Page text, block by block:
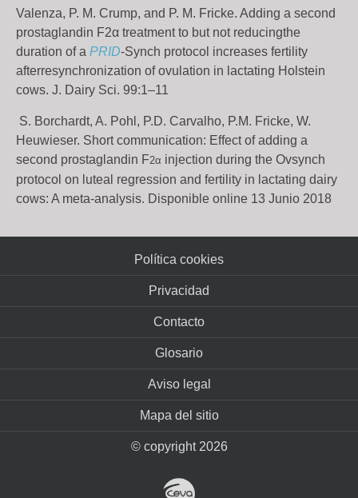
Valenza, P. M. Crump, and P. M. Fricke. Adding a second
prostaglandin F2α treatment to but not reducingthe
duration of a PRID-Synch protocol increases fertility
afterresynchronization of ovulation in lactating Holstein
cows. J. Dairy Sci. 99:1–11
S. Borchardt, A. Pohl, P.D. Carvalho, P.M. Fricke, W.
Heuwieser. Short communication: Effect of adding a
second prostaglandin F2α injection during the Ovsynch
protocol on luteal regression and fertility in lactating dairy
cows: A meta-analysis. Disponible online 13 Junio 2018
Política cookies
Privacidad
Contacto
Glosario
Aviso legal
Mapa del sitio
© copyright 2026